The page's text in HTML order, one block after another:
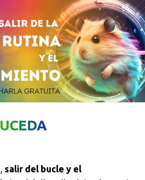
salir del bucle y el